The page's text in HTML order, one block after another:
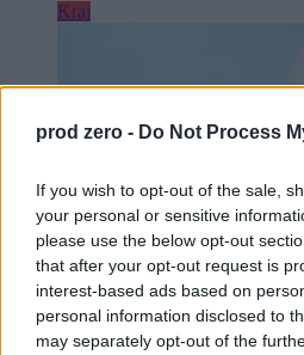
prod zero - Do Not Process
If you wish to opt-out of the sale,
your personal or sensitive
please use the below opt-out
that after your opt-out request is
interest-based ads based on
personal information disclosed to
may separately opt-out of the
Kraj